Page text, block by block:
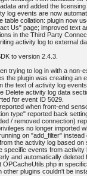
and added the licensing
log events are now
table collation: plugin now
Us" page; improved text
in the Third Party
activity log to external
to version 2.4.3.
trying to log in with a non-
the plugin was creating an
the text of activity log
Delete activity log data
for event ID 5029.
when front-end
type" reported back
/ removed connection)
no longer imported
on "add_filter"
the activity log based on
specific events from
and automatically deleted
OPCacheUtils.php in
other plugins couldn't be